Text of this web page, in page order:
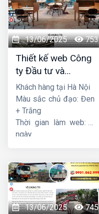
13/06/2025 753
Thiết kế web Công
ty Đầu tư và
Thương mại Five-
Star
Khách hàng tại Hà Nội
Màu sắc chủ đạo: Đen
+ Trắng
Thời gian làm web: 7
ngày
13/06/2025 745